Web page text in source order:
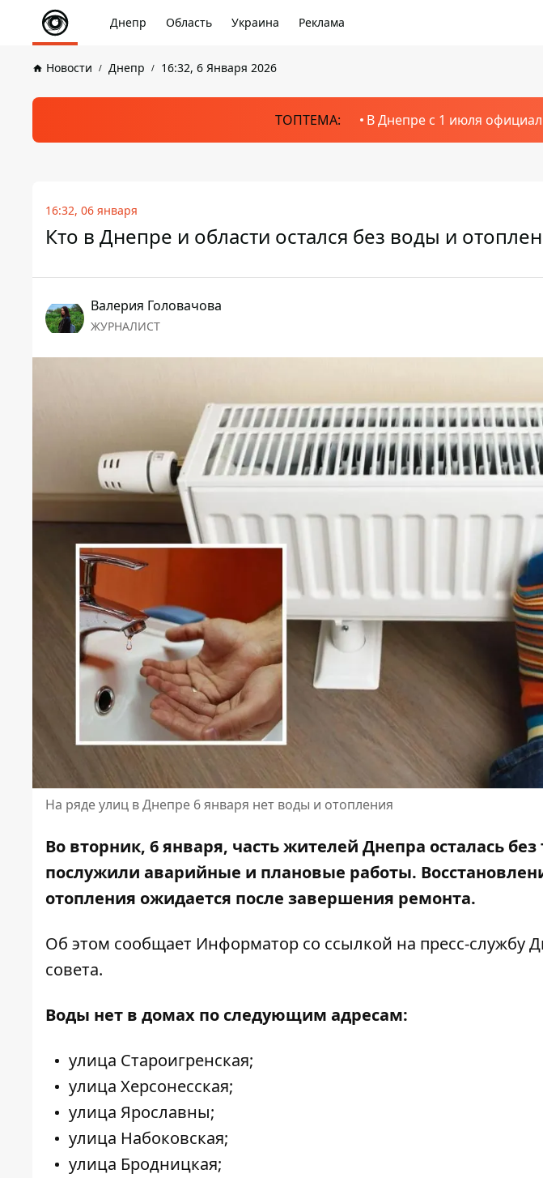
Днепр Область Украина Реклама
Новости Днепр 16:32, 6 Января 2026
ТОПТЕМА: В Днепре с 1 июля
16:32, 06 января
Кто в Днепре и области остался без воды и
Валерия Головачова
ЖУРНАЛИСТ
На ряде улиц в Днепре 6 января нет воды и отопления
Во вторник, 6 января, часть жителей Днепра осталась
послужили аварийные и плановые работы.
отопления ожидается после завершения ремонта.
Об этом сообщает Информатор со ссылкой на пресс-службу
совета.
Воды нет в домах по следующим адресам:
улица Староигренская;
улица Херсонесская;
улица Ярославны;
улица Набоковская;
улица Бродницкая;